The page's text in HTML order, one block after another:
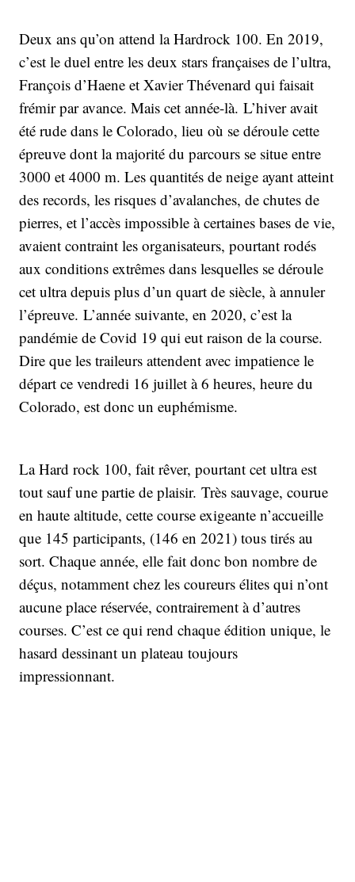
Deux ans qu’on attend la Hardrock 100. En 2019,
c’est le duel entre les deux stars françaises de l’ultra,
François d’Haene et Xavier Thévenard qui faisait
frémir par avance. Mais cet année-là. L’hiver avait
été rude dans le Colorado, lieu où se déroule cette
épreuve dont la majorité du parcours se situe entre
3000 et 4000 m. Les quantités de neige ayant atteint
des records, les risques d’avalanches, de chutes de
pierres, et l’accès impossible à certaines bases de vie,
avaient contraint les organisateurs, pourtant rodés
aux conditions extrêmes dans lesquelles se déroule
cet ultra depuis plus d’un quart de siècle, à annuler
l’épreuve. L’année suivante, en 2020, c’est la
pandémie de Covid 19 qui eut raison de la course.
Dire que les traileurs attendent avec impatience le
départ ce vendredi 16 juillet à 6 heures, heure du
Colorado, est donc un euphémisme.
La Hard rock 100, fait rêver, pourtant cet ultra est
tout sauf une partie de plaisir. Très sauvage, courue
en haute altitude, cette course exigeante n’accueille
que 145 participants, (146 en 2021) tous tirés au
sort. Chaque année, elle fait donc bon nombre de
déçus, notamment chez les coureurs élites qui n’ont
aucune place réservée, contrairement à d’autres
courses. C’est ce qui rend chaque édition unique, le
hasard dessinant un plateau toujours
impressionnant.